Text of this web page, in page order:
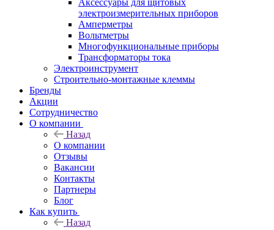
Аксессуары для щитовых
электроизмерительных приборов
Амперметры
Вольтметры
Многофункциональные приборы
Трансформаторы тока
Электроинструмент
Строительно-монтажные клеммы
Бренды
Акции
Сотрудничество
О компании
Назад
О компании
Отзывы
Вакансии
Контакты
Партнеры
Блог
Как купить
Назад